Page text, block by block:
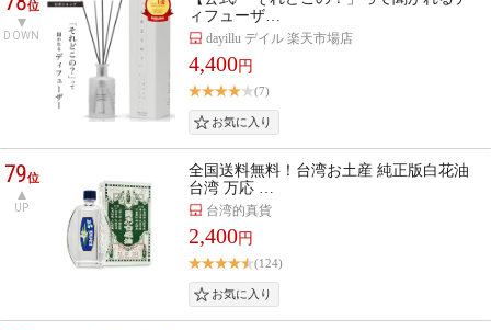
位
DOWN
ィフューザ…
dayillu デイル 楽天市場店
4,400円
(7)
79位
UP
全国送料無料！台湾お土産 純正版白花油
台湾 万応 …
台湾的真貨
2,400円
(124)